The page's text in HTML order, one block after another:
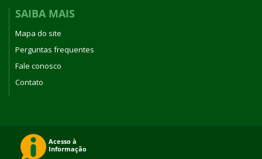
SAIBA MAIS
Mapa do site
Perguntas frequentes
Fale conosco
Contato